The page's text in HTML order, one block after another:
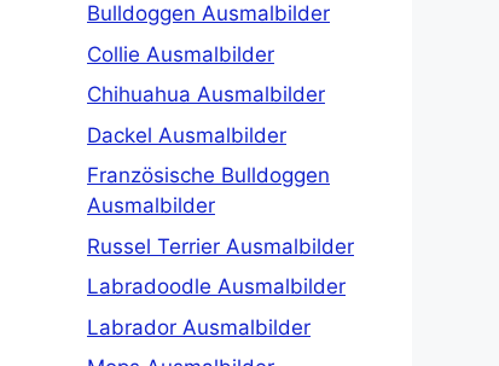
Bulldoggen Ausmalbilder
Collie Ausmalbilder
Chihuahua Ausmalbilder
Dackel Ausmalbilder
Französische Bulldoggen
Ausmalbilder
Russel Terrier Ausmalbilder
Labradoodle Ausmalbilder
Labrador Ausmalbilder